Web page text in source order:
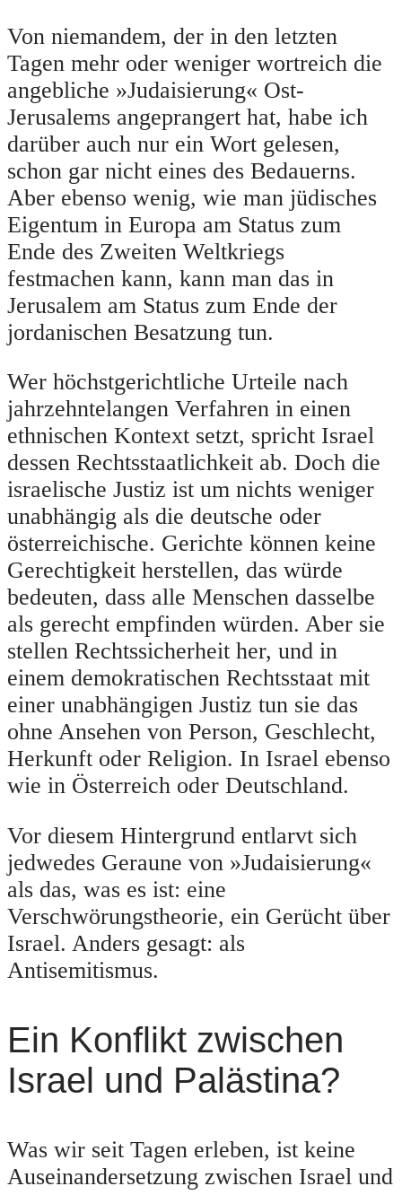
Von niemandem, der in den letzten
Tagen mehr oder weniger wortreich die
angebliche »Judaisierung« Ost-
Jerusalems angeprangert hat, habe ich
darüber auch nur ein Wort gelesen,
schon gar nicht eines des Bedauerns.
Aber ebenso wenig, wie man jüdisches
Eigentum in Europa am Status zum
Ende des Zweiten Weltkriegs
festmachen kann, kann man das in
Jerusalem am Status zum Ende der
jordanischen Besatzung tun.
Wer höchstgerichtliche Urteile nach
jahrzehntelangen Verfahren in einen
ethnischen Kontext setzt, spricht Israel
dessen Rechtsstaatlichkeit ab. Doch die
israelische Justiz ist um nichts weniger
unabhängig als die deutsche oder
österreichische. Gerichte können keine
Gerechtigkeit herstellen, das würde
bedeuten, dass alle Menschen dasselbe
als gerecht empfinden würden. Aber sie
stellen Rechtssicherheit her, und in
einem demokratischen Rechtsstaat mit
einer unabhängigen Justiz tun sie das
ohne Ansehen von Person, Geschlecht,
Herkunft oder Religion. In Israel ebenso
wie in Österreich oder Deutschland.
Vor diesem Hintergrund entlarvt sich
jedwedes Geraune von »Judaisierung«
als das, was es ist: eine
Verschwörungstheorie, ein Gerücht über
Israel. Anders gesagt: als
Antisemitismus.
Ein Konflikt zwischen
Israel und Palästina?
Was wir seit Tagen erleben, ist keine
Auseinandersetzung zwischen Israel und